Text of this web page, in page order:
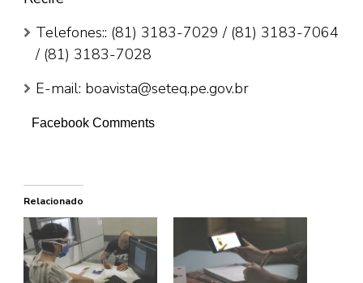
Telefones:: (81) 3183-7029 / (81) 3183-7064
/ (81) 3183-7028
E-mail: boavista@seteq.pe.gov.br
Facebook Comments
Relacionado